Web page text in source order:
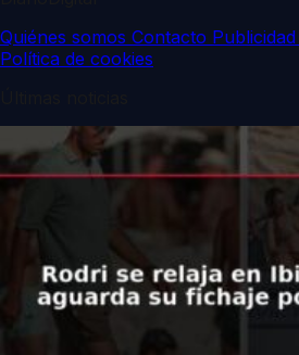
Quiénes somos Contacto Publicidad
Política de cookies